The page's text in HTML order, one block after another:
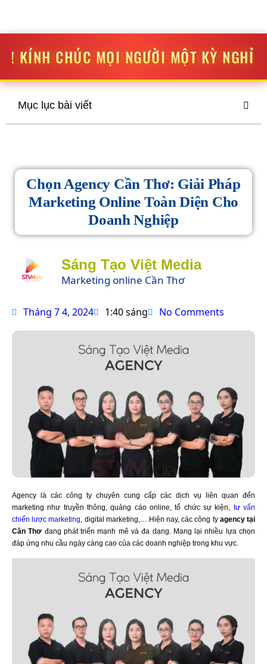
NGƯỜI MỘT KỲ NGHỈ LỄ THẬT VUI VẺ
Mục lục bài viết
Chọn Agency Cần Thơ: Giải Pháp
Marketing Online Toàn Diện Cho
Doanh Nghiệp
Sáng Tạo Việt Media
Marketing online Cần Thơ
Tháng 7 4, 2024 1:40 sáng No Comments
Agency là các công ty chuyên cung cấp các dịch vụ liên quan đến
marketing như truyền thông, quảng cáo online, tổ chức sự kiện, tư vấn
chiến lược marketing, digital marketing,… Hiện nay, các công tyagency tại
Cần Thơ đang phát triển mạnh mẽ và đa dạng. Mang lại nhiều lựa chọn
đáp ứng nhu cầu ngày càng cao của các doanh nghiệp trong khu vực.